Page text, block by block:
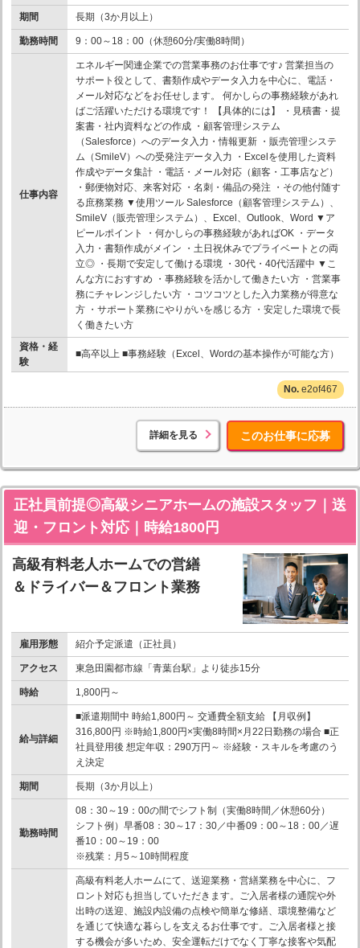
期間 長期（3か月以上）
勤務時間 9：00～18：00（休憩60分/実働8時間）
仕事内容
エネルギー関連企業での営業事務のお仕事です♪ 営業担当の
サポート役として、書類作成やデータ入力を中心に、電話・
メール対応などをお任せします。 何かしらの事務経験があれ
ばご活躍いただける環境です！ 【具体的には】 ・見積書・提
案書・社内資料などの作成 ・顧客管理システム
（Salesforce）へのデータ入力・情報更新 ・販売管理システ
ム（SmileV）への受発注データ入力 ・Excelを使用した資料
作成やデータ集計 ・電話・メール対応（顧客・工事店など）
・郵便物対応、来客対応 ・名刺・備品の発注 ・その他付随す
る庶務業務 ▼使用ツール Salesforce（顧客管理システム）、
SmileV（販売管理システム）、Excel、Outlook、Word ▼ア
ピールポイント ・何かしらの事務経験があればOK ・データ
入力・書類作成がメイン ・土日祝休みでプライベートとの両
立◎ ・長期で安定して働ける環境 ・30代・40代活躍中 ▼こ
んな方におすすめ ・事務経験を活かして働きたい方 ・営業事
務にチャレンジしたい方 ・コツコツとした入力業務が得意な
方 ・サポート業務にやりがいを感じる方 ・安定した環境で長
く働きたい方
資格・経
験
■高卒以上 ■事務経験（Excel、Wordの基本操作が可能な方）
e2of467
詳細を見る このお仕事に応募
正社員前提◎高級シニアホームの施設スタッフ｜送
迎・フロント対応｜時給1800円
高級有料老人ホームでの営繕
＆ドライバー＆フロント業務
雇用形態 紹介予定派遣（正社員）
アクセス 東急田園都市線「青葉台駅」より徒歩15分
時給 1,800円～
給与詳細
■派遣期間中 時給1,800円～ 交通費全額支給 【月収例】
316,800円 ※時給1,800円×実働8時間×月22日勤務の場合 ■正
社員登用後 想定年収：290万円～ ※経験・スキルを考慮のう
え決定
期間 長期（3か月以上）
勤務時間
08：30～19：00の間でシフト制（実働8時間／休憩60分）
シフト例）早番08：30～17：30／中番09：00～18：00／遅
番10：00～19：00
※残業：月5～10時間程度
高級有料老人ホームにて、送迎業務・営繕業務を中心に、フ
ロント対応も担当していただきます。ご入居者様の通院や外
出時の送迎、施設内設備の点検や簡単な修繕、環境整備など
を通じて快適な暮らしを支えるお仕事です。ご入居者様と接
する機会が多いため、安全運転だけでなく丁寧な接客や気配